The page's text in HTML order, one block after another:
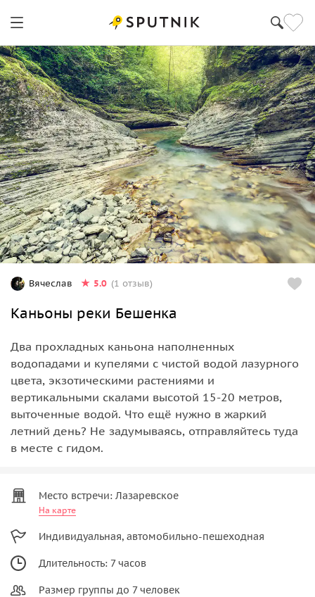
Вячеслав 5.0 (1 отзыв)
Каньоны реки Бешенка
Два прохладных каньона наполненных
водопадами и купелями с чистой водой лазурного
цвета, экзотическими растениями и
вертикальными скалами высотой 15-20 метров,
выточенные водой. Что ещё нужно в жаркий
летний день? Не задумываясь, отправляйтесь туда
в месте с гидом.
Место встречи: Лазаревское
На карте
Индивидуальная, автомобильно-пешеходная
Длительность: 7 часов
Размер группы до 7 человек